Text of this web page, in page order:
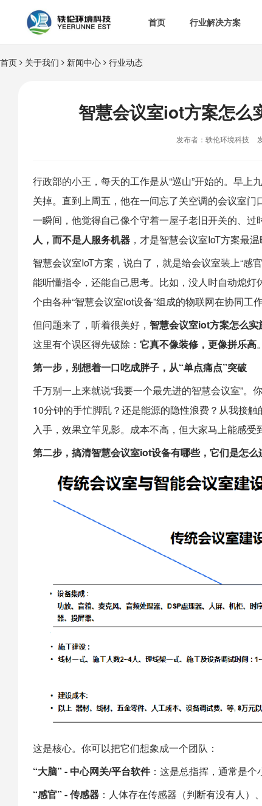
首页 行业解决方案
& 智慧食安 
热门解决方案


首页 关于我们 新闻中心 行业动态
智慧会议室iot方案怎么
发布者：轶伦环境科技
行政部的小王，每天的工作是从“巡山”开始的。早
关掉。直到上周五，他在一间忘了关空调的会议室
一瞬间，他觉得自己像个守着一屋子老旧开关的、
人，而不是人服务机器 ，才是智慧会议室IoT方案最温
智慧会议室IoT方案，说白了，就是给会议室装上“感
能听懂指令，还能自己思考。比如，没人时自动熄
个由各种“智慧会议室iot设备”组成的物联网在协同工作
但问题来了，听着很美好， 智慧会议室iot方案怎么实
这里有个误区得先破除： 它真不像装修，更像拼乐高
第一步，别想着一口吃成胖子，从“单点痛点”突破
千万别一上来就说“我要一个最先进的智慧会议室”
10分钟的手忙脚乱？还是能源的隐性浪费？从我接触
入手，效果立竿见影。成本不高，但大家马上能感受
第二步，搞清智慧会议室iot设备有哪些，它们是怎么
这是核心。你可以把它们想象成一个团队：
“大脑” - 中心网关/平台软件：这是总指挥，通常是个
“感官” - 传感器 ：人体存在传感器（判断有没有人